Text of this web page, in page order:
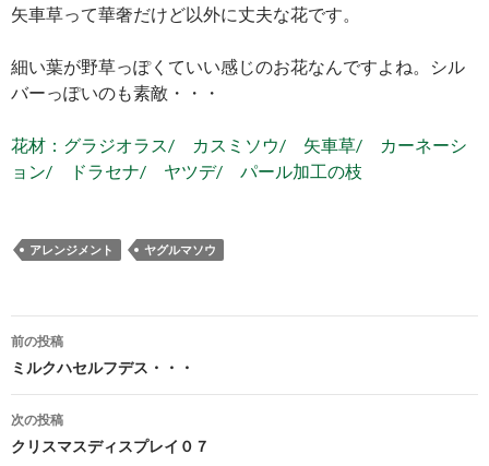
矢車草って華奢だけど以外に丈夫な花です。
細い葉が野草っぽくていい感じのお花なんですよね。シル
バーっぽいのも素敵・・・
花材：グラジオラス/ カスミソウ/ 矢車草/ カーネーシ
ョン/ ドラセナ/ ヤツデ/ パール加工の枝
アレンジメント ヤグルマソウ
投
稿
ナ
ビ
前の投稿
ミルクハセルフデス・・・
次の投稿
クリスマスディスプレイ０７